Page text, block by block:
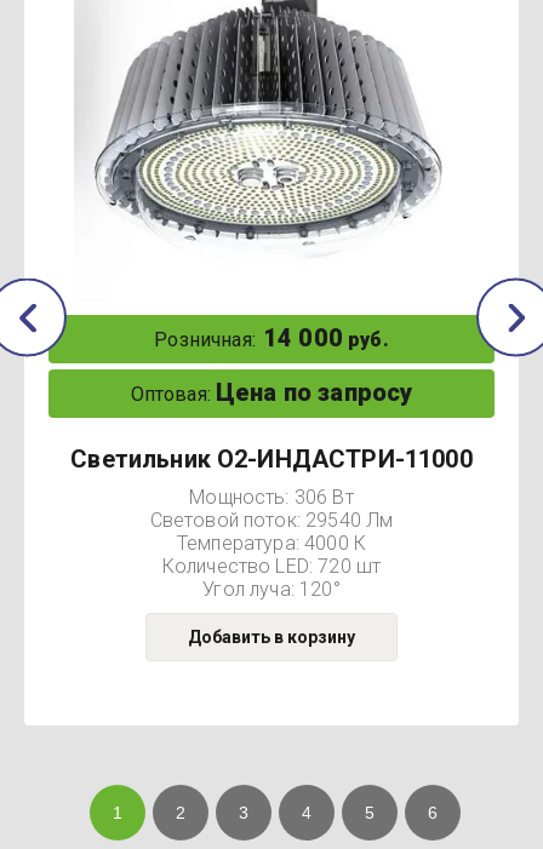
Розничная: 14 000 руб.
Оптовая: Цена по запросу
Светильник О2-ИНДАСТРИ-11000
Мощность: 306 Вт
Световой поток: 29540 Лм
Температура: 4000 К
Количество LED: 720 шт
Угол луча: 120°
Добавить в корзину
1 2 3 4 5 6